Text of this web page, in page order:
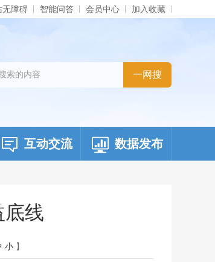
无障碍 智能问答 会员中心 加入收藏
互动交流 数据发布
底线
小 】